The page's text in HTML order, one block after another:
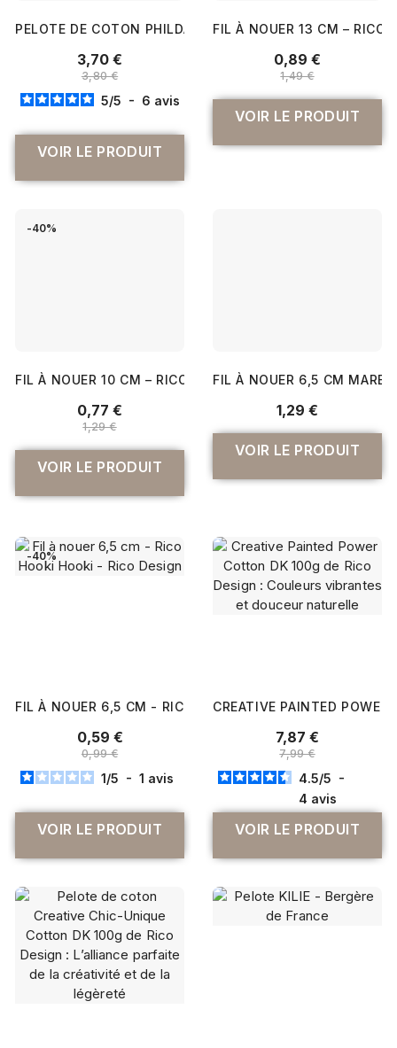
PELOTE DE COTON PHILDAR - PHIL CABOTINE 3 - 40G :...
3,70 €
3,80 €
5/5 - 6 avis
VOIR LE PRODUIT
FIL À NOUER 13 CM – RICO
0,89 €
1,49 €
VOIR LE PRODUIT
-40%
FIL À NOUER 10 CM – RICO HOOKI HOOKI - RICO DESIGN
0,77 €
1,29 €
VOIR LE PRODUIT
FIL À NOUER 6,5 CM
1,29 €
VOIR LE PRODUIT
-40%
FIL À NOUER 6,5 CM - RICO HOOKI HOOKI - RICO DESIGN
0,59 €
0,99 €
1/5 - 1 avis
VOIR LE PRODUIT
CREATIVE PAINTED
7,87 €
7,99 €
4.5/5 -
4 avis
VOIR LE PRODUIT